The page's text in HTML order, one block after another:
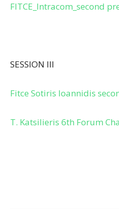
FITCE_Intracom_second
SESSION III
Fitce Sotiris Ioannidis
T. Katsilieris 6th Forum